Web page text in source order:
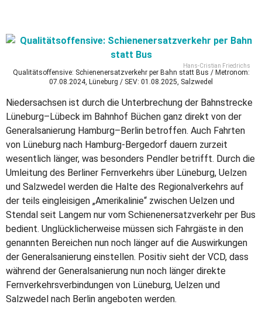
Hans-Cristian Friedrichs
Qualitätsoffensive: Schienenersatzverkehr per Bahn statt Bus / Metronom:
07.08.2024, Lüneburg / SEV: 01.08.2025, Salzwedel
Niedersachsen ist durch die Unterbrechung der Bahnstrecke
Lüneburg–Lübeck im Bahnhof Büchen ganz direkt von der
Generalsanierung Hamburg–Berlin betroffen. Auch Fahrten
von Lüneburg nach Hamburg-Bergedorf dauern zurzeit
wesentlich länger, was besonders Pendler betrifft. Durch die
Umleitung des Berliner Fernverkehrs über Lüneburg, Uelzen
und Salzwedel werden die Halte des Regionalverkehrs auf
der teils eingleisigen „Amerikalinie“ zwischen Uelzen und
Stendal seit Langem nur vom Schienenersatzverkehr per Bus
bedient. Unglücklicherweise müssen sich Fahrgäste in den
genannten Bereichen nun noch länger auf die Auswirkungen
der Generalsanierung einstellen. Positiv sieht der VCD, dass
während der Generalsanierung nun noch länger direkte
Fernverkehrsverbindungen von Lüneburg, Uelzen und
Salzwedel nach Berlin angeboten werden.